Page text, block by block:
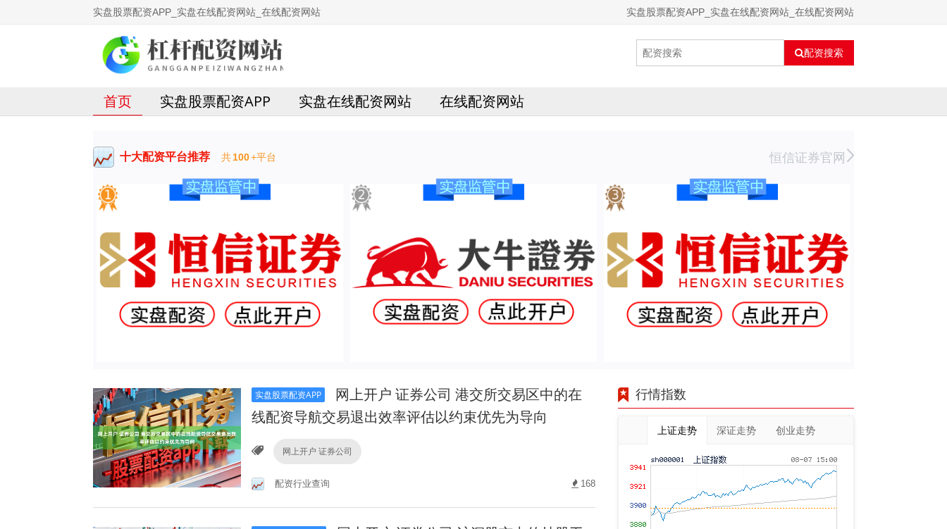
实盘股票配资APP_实盘在线配资网站_在线配资网站 实盘股票配资APP_实盘在线配资网站_在线配资网站
配资搜索
首页 实盘股票配资APP 实盘在线配资网站 在线配资网站
十大配资平台推荐 共100+平台 恒信证券官网
实盘股票配资APP
网上开户 证券公司 港交所交易区中的在
线配资导航交易退出效率评估以约束优先为导向
网上开户 证券公司
配资行业查询 168
行情指数
上证走势 深证走势 创业走势